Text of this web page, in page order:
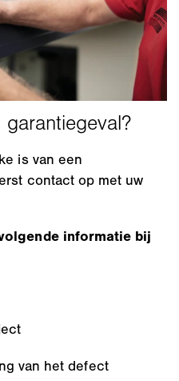
is van een
contact op met uw
informatie bij
van het defect